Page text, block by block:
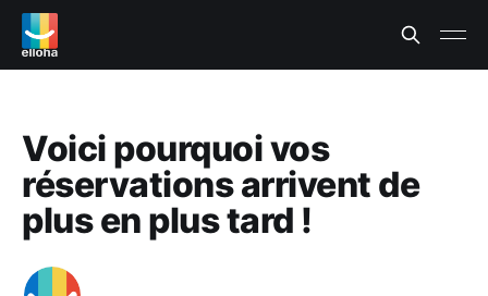
Voici pourquoi vos
réservations arrivent de
plus en plus tard !